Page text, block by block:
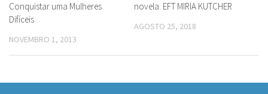
Conquistar uma Mulheres
Difíceis
NOVEMBRO 1, 2013
novela. EFT MIRIA KUTCHER
AGOSTO 25, 2018